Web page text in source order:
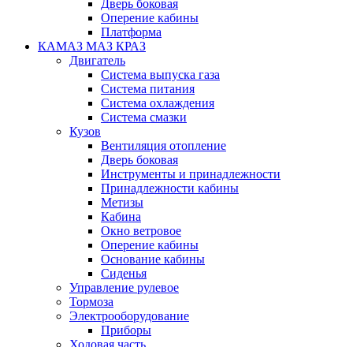
Дверь боковая
Оперение кабины
Платформа
КАМАЗ МАЗ КРАЗ
Двигатель
Система выпуска газа
Система питания
Система охлаждения
Система смазки
Кузов
Вентиляция отопление
Дверь боковая
Инструменты и принадлежности
Принадлежности кабины
Метизы
Кабина
Окно ветровое
Оперение кабины
Основание кабины
Сиденья
Управление рулевое
Тормоза
Электрооборудование
Приборы
Ходовая часть